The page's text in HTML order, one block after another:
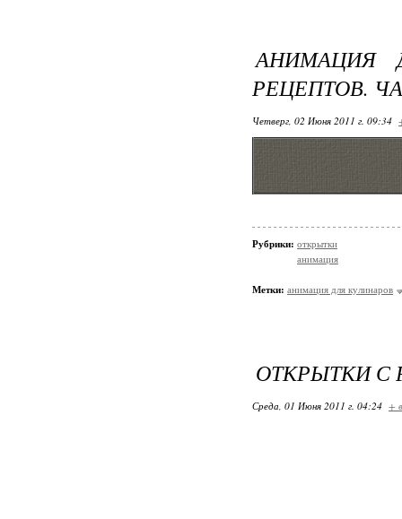
АНИМАЦИЯ
РЕЦЕПТОВ.
Четверг, 02 Июня 2011 г. 09:34
Рубрики: открытки
анимация
Метки: анимация для кулинаров
ОТКРЫТКИ
Среда, 01 Июня 2011 г. 04:24 +